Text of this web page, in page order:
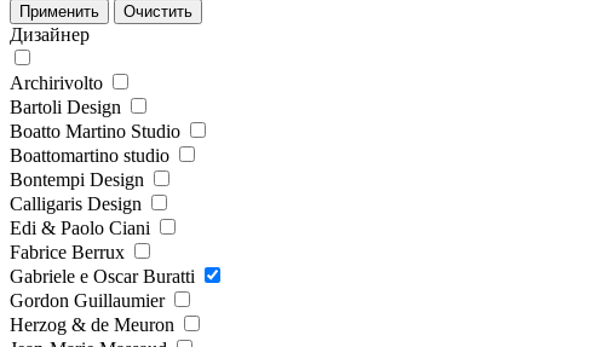
Дизайнер
Archirivolto
Bartoli Design
Boatto Martino Studio
Boattomartino studio
Bontempi Design
Calligaris Design
Edi & Paolo Ciani
Fabrice Berrux
Gabriele e Oscar Buratti
Gordon Guillaumier
Herzog & de Meuron